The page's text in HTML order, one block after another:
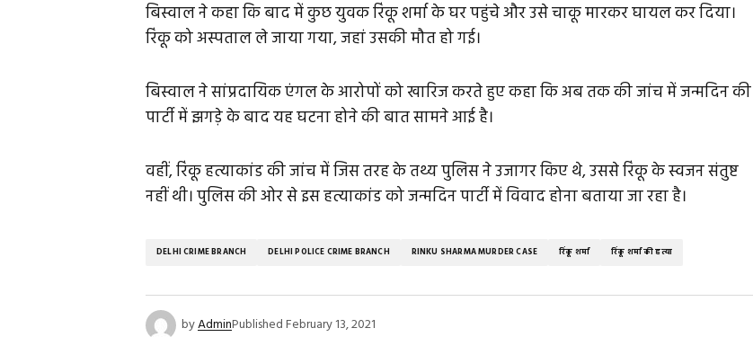
बिस्वाल ने कहा कि बाद में कुछ युवक रिंकू शर्मा के घर पहुंचे और उसे चाकू मारकर घायल कर दिया।
रिंकू को अस्पताल ले जाया गया, जहां उसकी मौत हो गई।
बिस्वाल ने सांप्रदायिक एंगल के आरोपों को खारिज करते हुए कहा कि अब तक की जांच में जन्मदिन की
पार्टी में झगड़े के बाद यह घटना होने की बात सामने आई है।
वहीं, रिंकू हत्याकांड की जांच में जिस तरह के तथ्य पुलिस ने उजागर किए थे, उससे रिंकू के स्वजन संतुष्ट
नहीं थी। पुलिस की ओर से इस हत्याकांड को जन्मदिन पार्टी में विवाद होना बताया जा रहा है।
DELHI CRIME BRANCH DELHI POLICE CRIME BRANCH RINKU SHARMA MURDER CASE रिंकू शर्मा रिंकू शर्मा की हत्या
byAdminPublishedFebruary 13, 2021